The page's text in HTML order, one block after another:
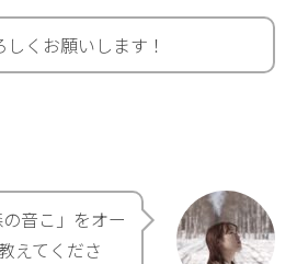
しくお願いします！
音こ」をオー
えてくださ